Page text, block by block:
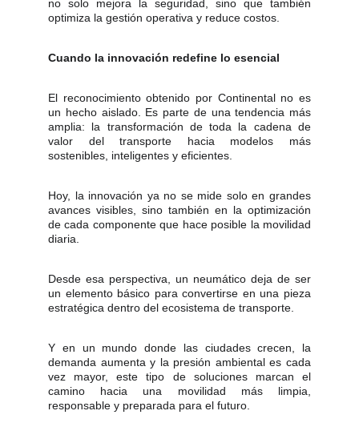
no solo mejora la seguridad, sino que también
optimiza la gestión operativa y reduce costos.
Cuando la innovación redefine lo esencial
El reconocimiento obtenido por Continental no es
un hecho aislado. Es parte de una tendencia más
amplia: la transformación de toda la cadena de
valor del transporte hacia modelos más
sostenibles, inteligentes y eficientes.
Hoy, la innovación ya no se mide solo en grandes
avances visibles, sino también en la optimización
de cada componente que hace posible la movilidad
diaria.
Desde esa perspectiva, un neumático deja de ser
un elemento básico para convertirse en una pieza
estratégica dentro del ecosistema de transporte.
Y en un mundo donde las ciudades crecen, la
demanda aumenta y la presión ambiental es cada
vez mayor, este tipo de soluciones marcan el
camino hacia una movilidad más limpia,
responsable y preparada para el futuro.